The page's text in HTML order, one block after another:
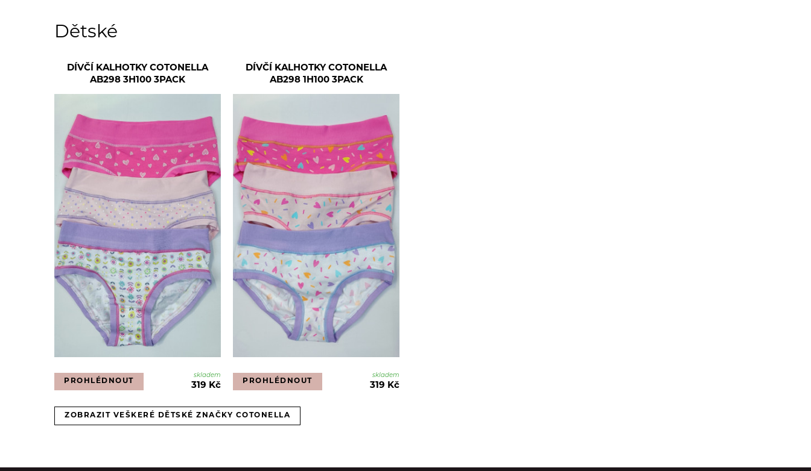
Dětské
DÍVČÍ KALHOTKY COTONELLA
AB298 3H100 3PACK
PROHLÉDNOUT
skladem
319 Kč
DÍVČÍ KALHOTKY COTONELLA
AB298 1H100 3PACK
PROHLÉDNOUT
skladem
319 Kč
ZOBRAZIT VEŠKERÉ DĚTSKÉ ZNAČKY COTONELLA